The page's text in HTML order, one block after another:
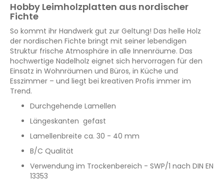
Hobby Leimholzplatten aus nordischer
Fichte
So kommt ihr Handwerk gut zur Geltung! Das helle Holz
der nordischen Fichte bringt mit seiner lebendigen
Struktur frische Atmosphäre in alle Innenräume. Das
hochwertige Nadelholz eignet sich hervorragen für den
Einsatz in Wohnräumen und Büros, in Küche und
Esszimmer – und liegt bei kreativen Profis immer im
Trend.
Durchgehende Lamellen
Längeskanten gefast
Lamellenbreite ca. 30 - 40 mm
B/C Qualität
Verwendung im Trockenbereich - SWP/1 nach DIN EN
13353